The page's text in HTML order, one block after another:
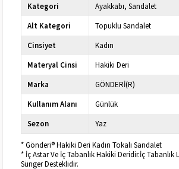
Kategori Ayakkabı Sandalet
Alt Kategori
Topuklu Sandalet
Cinsiyet
Kadın
Materyal Cinsi
Hakiki Deri
Marka
GÖNDERİ(R)
Kullanım Alanı
Günlük
Sezon
Yaz
* Gönderi® Hakiki Deri Kadın Tokalı Sandalet
* İç Astar Ve İç Tabanlık Hakiki Deridir.İç Tabanlık
Sünger Desteklidir.